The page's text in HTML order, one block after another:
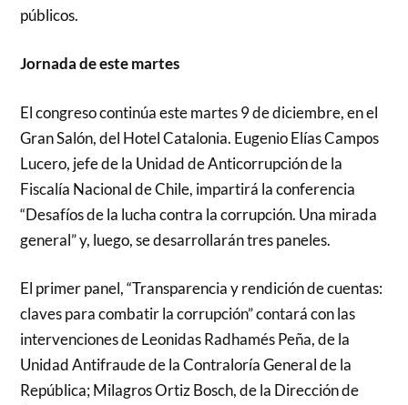
públicos.
Jornada de este martes
El congreso continúa este martes 9 de diciembre, en el
Gran Salón, del Hotel Catalonia. Eugenio Elías Campos
Lucero, jefe de la Unidad de Anticorrupción de la
Fiscalía Nacional de Chile, impartirá la conferencia
“Desafíos de la lucha contra la corrupción. Una mirada
general” y, luego, se desarrollarán tres paneles.
El primer panel, “Transparencia y rendición de cuentas:
claves para combatir la corrupción” contará con las
intervenciones de Leonidas Radhamés Peña, de la
Unidad Antifraude de la Contraloría General de la
República; Milagros Ortiz Bosch, de la Dirección de